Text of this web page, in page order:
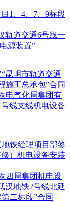
1、4、7、9标段
轨道交通6号线一
源装置”
昆明市轨道交通
施工总承包”合同
电气化局集团有
线支线机电设备
铁经理项目部签
）机电设备安装
四局集团机电设
汉地铁2号线北延
二标段”合同